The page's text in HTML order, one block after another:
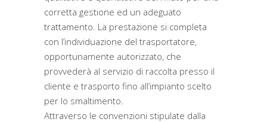
corretta gestione ed un adeguato
trattamento. La prestazione si completa
con l’individuazione del trasportatore,
opportunamente autorizzato, che
provvederà al servizio di raccolta presso il
cliente e trasporto fino all’impianto scelto
per lo smaltimento.
Attraverso le convenzioni stipulate dalla